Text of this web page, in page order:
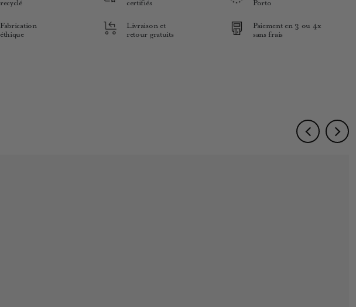
recyclé
certifiés
Porto
Fabrication
éthique
Livraison et
retour gratuits
Paiement en 3 ou 4x
sans frais